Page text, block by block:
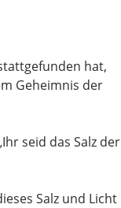
hat,
Geheimnis der
seid das Salz der
Salz und Licht